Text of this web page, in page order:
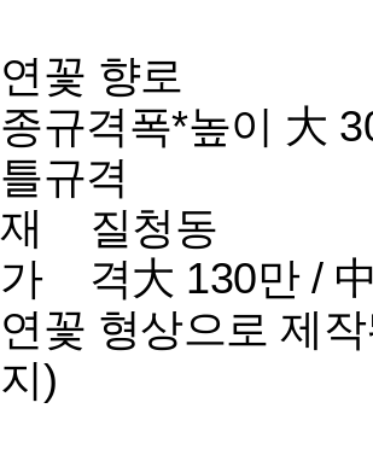
연꽃 향로
종규격폭*높이 大
틀규격
재 질청동
가 격大 130만 /
연꽃 형상으로 제
지)